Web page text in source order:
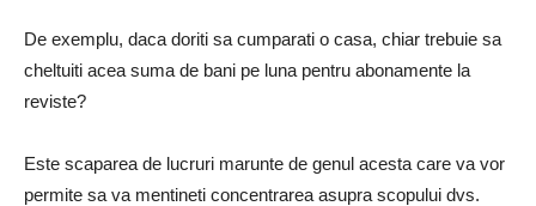
De exemplu, daca doriti sa cumparati o casa, chiar trebuie sa
cheltuiti acea suma de bani pe luna pentru abonamente la
reviste?
Este scaparea de lucruri marunte de genul acesta care va vor
permite sa va mentineti concentrarea asupra scopului dvs.